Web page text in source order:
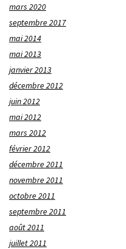
mars 2020
septembre 2017
mai 2014
mai 2013
janvier 2013
décembre 2012
juin 2012
mai 2012
mars 2012
février 2012
décembre 2011
novembre 2011
octobre 2011
septembre 2011
août 2011
juillet 2011